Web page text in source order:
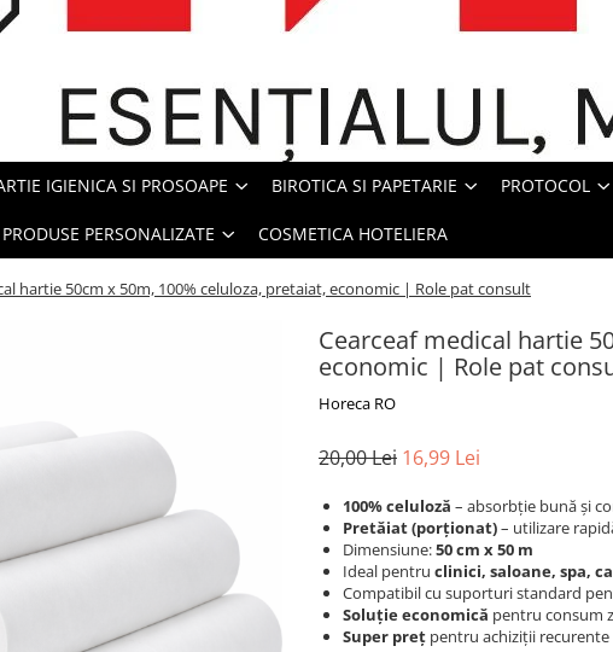
IGIENICA SI PROSOAPE BIROTICA SI PAPETARIE PROTOCOL
PRODUSE PERSONALIZATE COSMETICA HOTELIERA
hartie 50cm x 50m, 100% celuloza, pretaiat, economic | Role pat consult
Cearceaf medical hartie
economic | Role pat
Horeca RO
20,00 Lei 16,99 Lei
100% celuloză – absorbție bună și
Pretăiat (porționat)– utilizare
Dimensiune:50 cm x 50 m
Ideal pentru clinici, saloane, spa,
Compatibil cu suporturi standard
Soluție economică pentru consum
Super preț pentru achiziții recurente